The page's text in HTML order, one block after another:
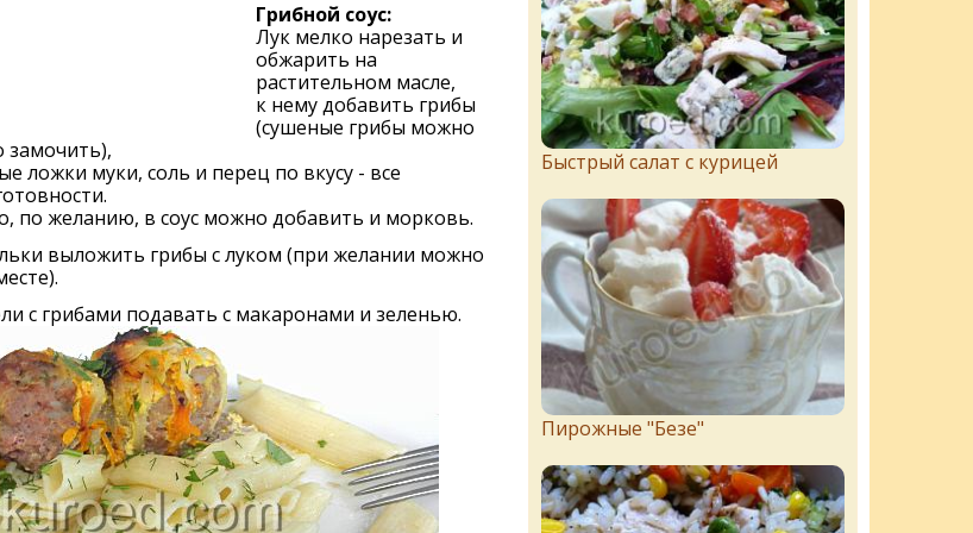
Грибной соус:
Лук мелко нарезать и
обжарить на
растительном масле,
к нему добавить грибы
(сушеные грибы можно
замочить),
ложки муки, соль и перец по вкусу - все
по желанию, в соус можно добавить и морковь.
выложить грибы с луком (при желании можно
с грибами подавать с макаронами и зеленью.
Быстрый салат с курицей
Пирожныe "Бeзe"